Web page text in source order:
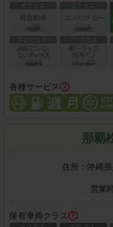
各種サービス
那覇
住所：沖縄
営業
保有車両クラス